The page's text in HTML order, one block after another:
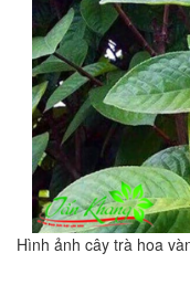
Hình ảnh cây trà hoa